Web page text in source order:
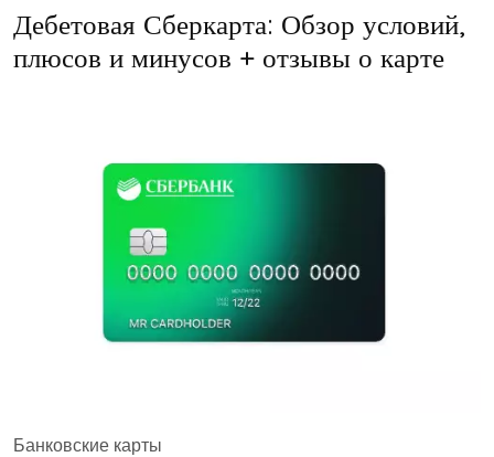
Дебетовая Сберкарта: Обзор условий,
плюсов и минусов + отзывы о карте
Банковские карты